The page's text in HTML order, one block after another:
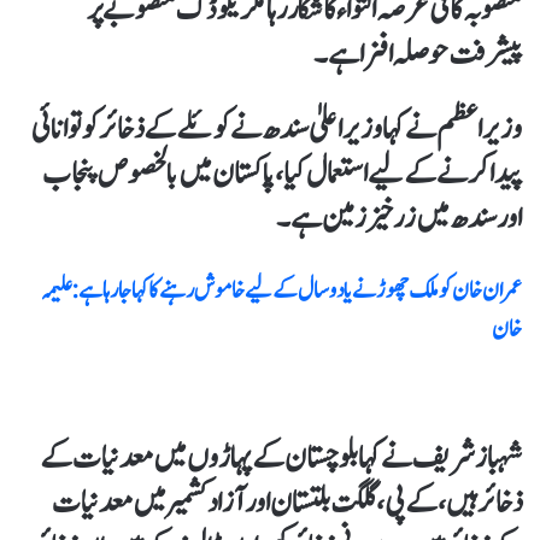
پیشرفت حوصلہ افزا ہے۔
وزیراعظم نےکہا وزیراعلیٰ سندھ نے کوئلے کے ذخائرکو توانائی
پیدا کرنے کےلیے استعمال کیا، پاکستان میں بالخصوص پنجاب
اورسندھ میں زرخیز زمین ہے۔
عمران خان کو ملک چھوڑنے یا دو سال کےلیے خاموش رہنے کا کہا جارہا ہے : علیمہ
خان
شہباز شریف نےکہا بلوچستان کے پہاڑوں میں معدنیات کے
ذخائر ہیں، کے پی ، گلگت بلتستان اور آزاد کشمیر میں معدنیات